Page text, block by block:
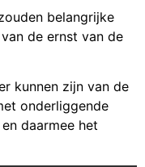
belangrijke
de ernst van de
kunnen zijn van de
onderliggende
daarmee het